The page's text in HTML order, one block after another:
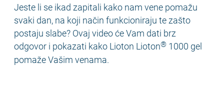
Jeste li se ikad zapitali kako nam vene pomažu
svaki dan, na koji način funkcioniraju te zašto
postaju slabe? Ovaj video će Vam dati brz
odgovor i pokazati kako Lioton Lioton® 1000 gel
pomaže Vašim venama.